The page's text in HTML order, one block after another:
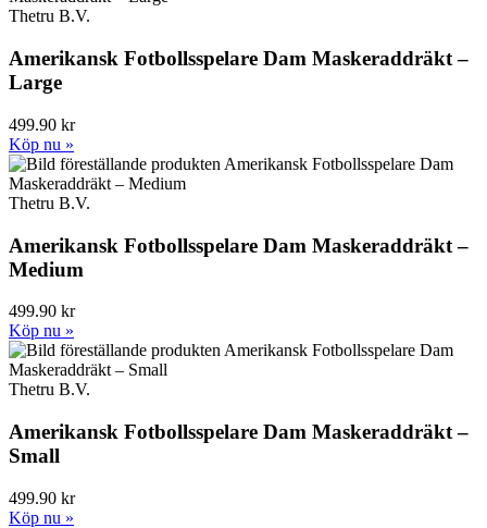
Thetru B.V.
Amerikansk Fotbollsspelare Dam Maskeraddräkt –
Large
499.90 kr
Köp nu »
Thetru B.V.
Amerikansk Fotbollsspelare Dam Maskeraddräkt –
Medium
499.90 kr
Köp nu »
Thetru B.V.
Amerikansk Fotbollsspelare Dam Maskeraddräkt –
Small
499.90 kr
Köp nu »